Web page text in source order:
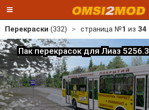
Перекраски (332) > страница №1 из 34
Пак перекрасок для Лиаз